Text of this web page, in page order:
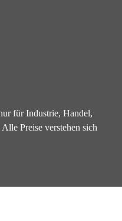
für Industrie, Handel,
Preise verstehen sich